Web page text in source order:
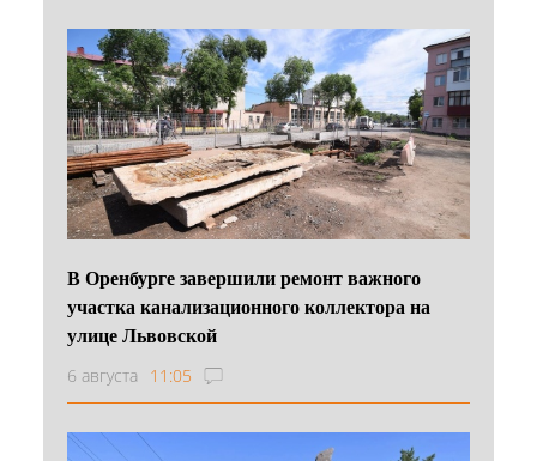
В Оренбурге завершили ремонт важного
участка канализационного коллектора на
улице Львовской
6 августа 11:05